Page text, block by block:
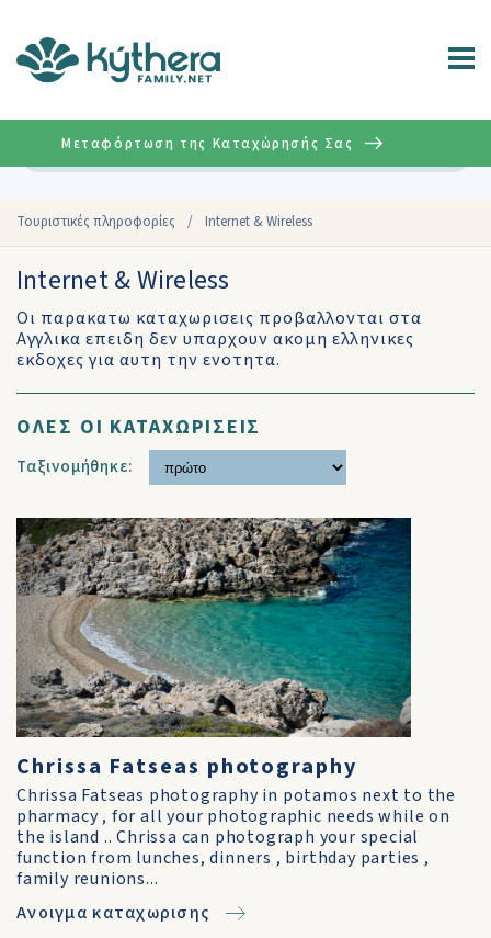
Τουριστικές πληροφορίες / Internet & Wireless
Μεταφόρτωση της Καταχώρησής Σας
Internet & Wireless
Οι παρακατω καταχωρισεις προβαλλονται στα
Αγγλικα επειδη δεν υπαρχουν ακομη ελληνικες
εκδοχες για αυτη την ενοτητα.
ΟΛΕΣ ΟΙ ΚΑΤΑΧΩΡΙΣΕΙΣ
Ταξινομήθηκε:
Chrissa Fatseas photography
Chrissa Fatseas photography in potamos next to the
pharmacy , for all your photographic needs while on
the island .. Chrissa can photograph your special
function from lunches, dinners , birthday parties ,
family reunions...
Ανοιγμα καταχωρισης